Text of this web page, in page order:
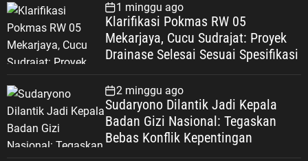
1 minggu ago
Klarifikasi Pokmas RW 05
Mekarjaya, Cucu Sudrajat: Proyek
Drainase Selesai Sesuai Spesifikasi
2 minggu ago
Sudaryono Dilantik Jadi Kepala
Badan Gizi Nasional: Tegaskan
Bebas Konflik Kepentingan